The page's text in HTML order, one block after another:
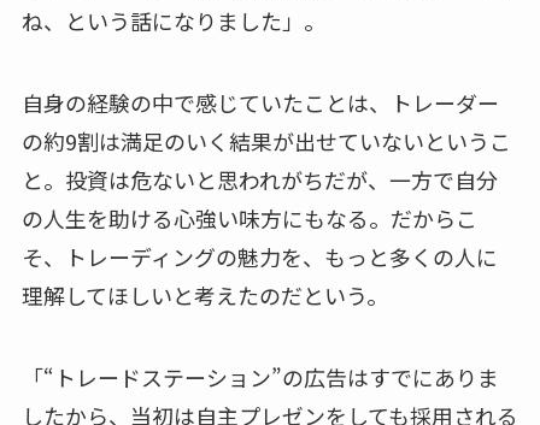
ね、という話になりました」。
自身の経験の中で感じていたことは、トレーダー
の約9割は満足のいく結果が出せていないというこ
と。投資は危ないと思われがちだが、一方で自分
の人生を助ける心強い味方にもなる。だからこ
そ、トレーディングの魅力を、もっと多くの人に
理解してほしいと考えたのだという。
「“トレードステーション”の広告はすでにありま
したから、当初は自主プレゼンをしても採用される